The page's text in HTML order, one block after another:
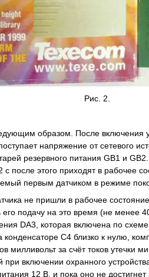
Рис. 2.
образом. После включения
напряжение от сетевого
резервного питания GB1 и
после этого приходят в рабочее
первым датчиком в режиме
не пришли в рабочее
подачу на это время (не менее
DA3, которая включена по
С4 близко к нулю,
милливольт за счёт токов утечки
включении охранного
12 В, и пока оно не